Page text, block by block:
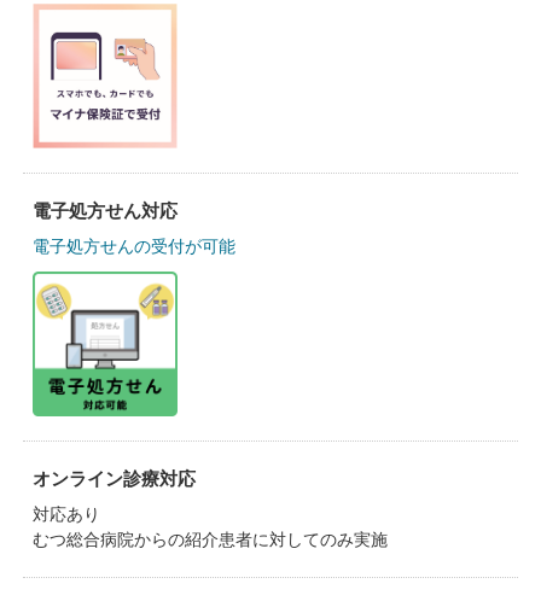
電子処方せん対応
電子処方せんの受付が可能
オンライン診療対応
対応あり
むつ総合病院からの紹介患者に対してのみ実施